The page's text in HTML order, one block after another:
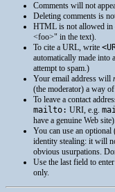
Comments will not
Deleting comments is
HTML is not allowed in
<foo>
in the text).
To cite a URL, write
automatically made into
attempt to spam.)
Your email address will
(the moderator) a way
To leave a contact
mailto: URI, e.g.
have a genuine Web site).
You can use an
identity stealing: it will
obvious usurpations.
Use the last field to
only.